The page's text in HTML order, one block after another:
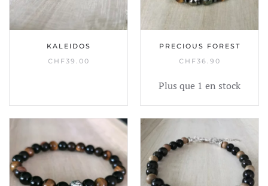
KALEIDOS
CHF39.00
PRECIOUS FOREST
CHF36.90
Plus que 1 en stock